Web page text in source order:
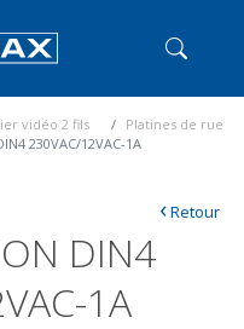
vidéo 2 fils
Platines de rue
230VAC/12VAC-1A
DIN4
1A
‹Retour